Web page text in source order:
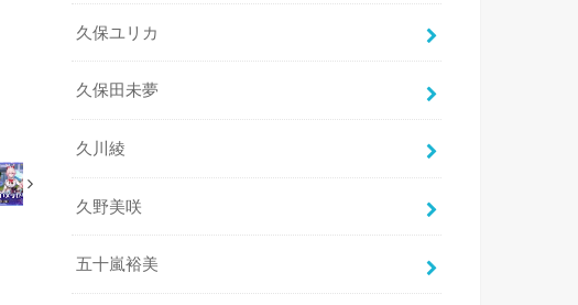
久保ユリカ
久保田未夢
久川綾
久野美咲
五十嵐裕美